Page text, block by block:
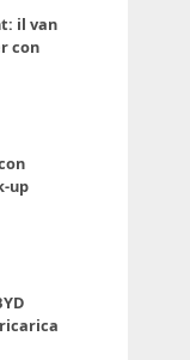
il van
con
up